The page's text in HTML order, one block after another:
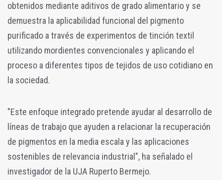
obtenidos mediante aditivos de grado alimentario y se
demuestra la aplicabilidad funcional del pigmento
purificado a través de experimentos de tinción textil
utilizando mordientes convencionales y aplicando el
proceso a diferentes tipos de tejidos de uso cotidiano en
la sociedad.
"Este enfoque integrado pretende ayudar al desarrollo de
líneas de trabajo que ayuden a relacionar la recuperación
de pigmentos en la media escala y las aplicaciones
sostenibles de relevancia industrial", ha señalado el
investigador de la UJA Ruperto Bermejo.